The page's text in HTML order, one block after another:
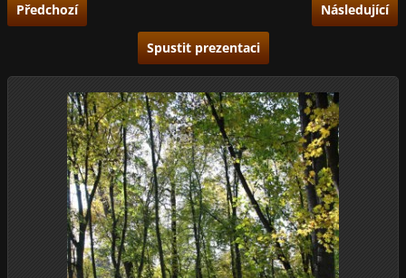
Předchozí Následující
Spustit prezentaci